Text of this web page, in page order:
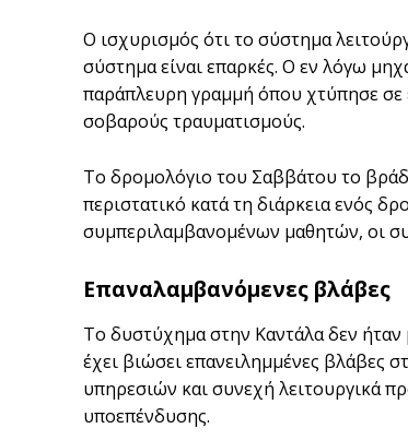
Ο ισχυρισμός ότι το σύστημα
σύστημα είναι επαρκές. Ο εν λόγω
παράπλευρη γραμμή όπου χτύπησε σε
σοβαρούς τραυματισμούς.
Το δρομολόγιο του Σαββάτου το
περιστατικό κατά τη διάρκεια ενός
συμπεριλαμβανομένων μαθητών, οι
Επαναλαμβανόμενες βλάβες
Το δυστύχημα στην Καντάλα δεν
έχει βιώσει επανειλημμένες βλάβες
υπηρεσιών και συνεχή λειτουργικά
υποεπένδυσης.